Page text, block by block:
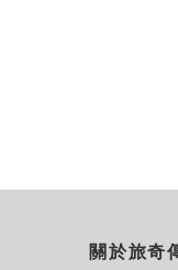
關於旅奇